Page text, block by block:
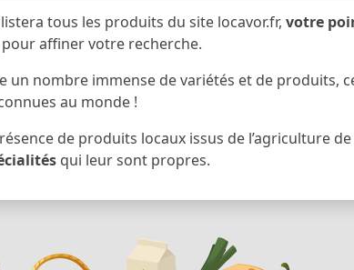
tous les produits du site locavor.fr, votre
affiner votre recherche.
un nombre immense de variétés et de produits,
au monde !
de produits locaux issus de l’agriculture de
qui leur sont propres.